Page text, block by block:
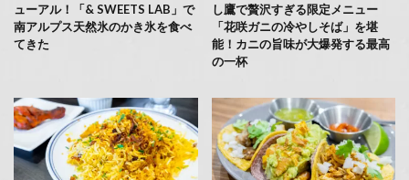
ューアル！「& SWEETS LAB」で
南アルプス天然氷のかき氷を食べ
てきた
し鷹で贅沢すぎる限定メニュー
「花咲ガニの冷やしそば」を堪
能！カニの旨味が大爆発する最高
の一杯